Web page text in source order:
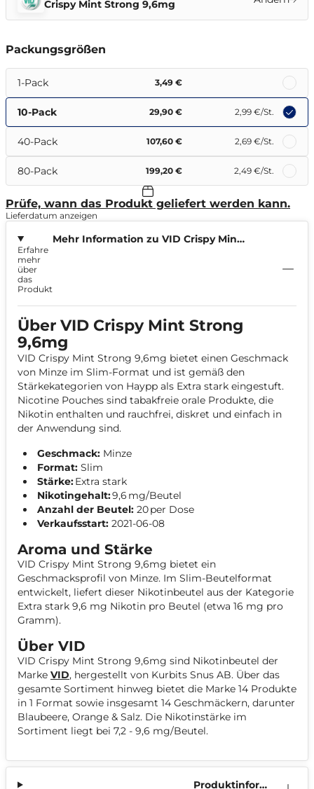
Crispy Mint Strong 9,6mg
Packungsgrößen
1-Pack 3,49 €
10-Pack 29,90 € 2,99 €/St.
40-Pack 107,60 € 2,69 €/St.
80-Pack 199,20 € 2,49 €/St.
Prüfe, wann das Produkt geliefert werden kann.
Lieferdatum anzeigen
Mehr Information zu VID Crispy Mint
Erfahre
mehr
über
das
Produkt
Über VID Crispy Mint Strong
9,6mg
VID Crispy Mint Strong 9,6mg bietet einen Geschmack
von Minze im Slim-Format und ist gemäß den
Stärkekategorien von Haypp als Extra stark eingestuft.
Nicotine Pouches sind tabakfreie orale Produkte, die
Nikotin enthalten und rauchfrei, diskret und einfach in
der Anwendung sind.
Geschmack: Minze
Format: Slim
Stärke:Extra stark
Nikotingehalt:9,6 mg/Beutel
Anzahl der Beutel: 20 per Dose
Verkaufsstart: 2021-06-08
Aroma und Stärke
VID Crispy Mint Strong 9,6mg bietet ein
Geschmacksprofil von Minze. Im Slim-Beutelformat
entwickelt, liefert dieser Nikotinbeutel aus der Kategorie
Extra stark 9,6 mg Nikotin pro Beutel (etwa 16 mg pro
Gramm).
Über VID
VID Crispy Mint Strong 9,6mg sind Nikotinbeutel der
Marke VID, hergestellt von Kurbits Snus AB. Über das
gesamte Sortiment hinweg bietet die Marke 14 Produkte
in 1 Format sowie insgesamt 14 Geschmäckern, darunter
Blaubeere, Orange & Salz. Die Nikotinstärke im
Sortiment liegt bei 7,2 - 9,6 mg/Beutel.
Produktinform